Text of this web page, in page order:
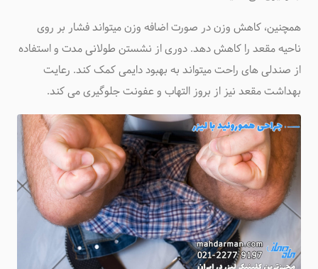
همچنین، کاهش وزن در صورت اضافه وزن میتواند فشار بر روی
ناحیه مقعد را کاهش دهد. دوری از نشستن طولانی مدت و استفاده
از صندلی های راحت میتواند به بهبود دایمی کمک کند. رعایت
بهداشت مقعد نیز از بروز التهاب و عفونت جلوگیری می کند.